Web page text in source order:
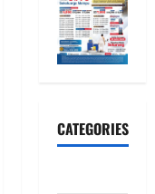
CATEGORIES